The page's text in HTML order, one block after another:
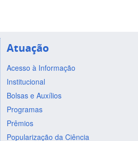
Atuação
Acesso à Informação
Institucional
Bolsas e Auxílios
Programas
Prêmios
Popularização da Ciência